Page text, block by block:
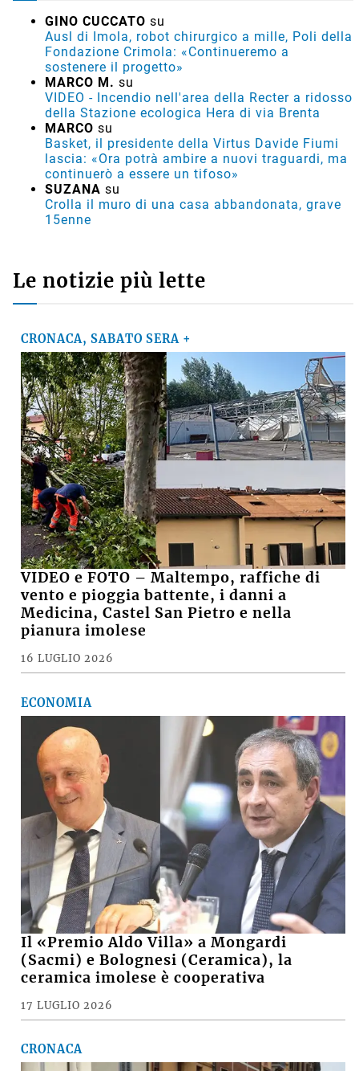
GINO CUCCATO su
Ausl di Imola, robot chirurgico a mille, Poli della
Fondazione Crimola: «Continueremo a
sostenere il progetto»
MARCO M. su
VIDEO - Incendio nell'area della Recter a ridosso
della Stazione ecologica Hera di via Brenta
MARCO su
Basket, il presidente della Virtus Davide Fiumi
lascia: «Ora potrà ambire a nuovi traguardi, ma
continuerò a essere un tifoso»
SUZANA su
Crolla il muro di una casa abbandonata, grave
15enne
Le notizie più lette
CRONACA, SABATO SERA +
VIDEO e FOTO – Maltempo, raffiche di
vento e pioggia battente, i danni a
Medicina, Castel San Pietro e nella
pianura imolese
16 LUGLIO 2026
ECONOMIA
Il «Premio Aldo Villa» a Mongardi
(Sacmi) e Bolognesi (Ceramica), la
ceramica imolese è cooperativa
17 LUGLIO 2026
CRONACA